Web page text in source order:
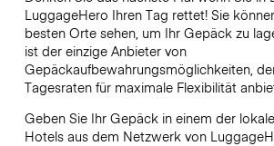
LuggageHero Ihren Tag rettet! Sie
besten Orte sehen, um Ihr Gepäck zu
ist der einzige Anbieter von
Gepäckaufbewahrungsmöglichkeiten,
Tagesraten für maximale Flexibilität
Geben Sie Ihr Gepäck in einem der
Hotels aus dem Netzwerk von